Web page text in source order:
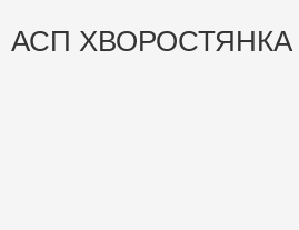
АСП ХВОРОСТЯНКА